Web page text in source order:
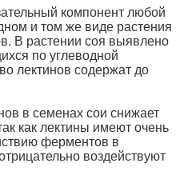
компонент любой
и том же виде растения
В растении соя выявлено
по углеводной
лектинов содержат до
в семенах сои снижает
как лектины имеют очень
ферментов в
воздействуют